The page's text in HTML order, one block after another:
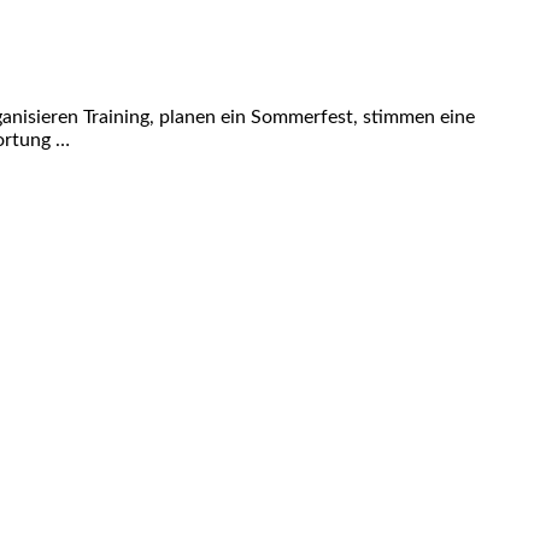
Training, planen ein Sommerfest, stimmen eine
…